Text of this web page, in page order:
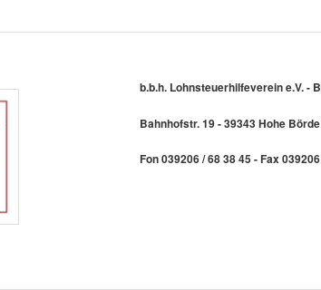
b.b.h. Lohnsteuerhilfeverein e.V. -
Bahnhofstr. 19 - 39343 Hohe
Fon 039206 / 68 38 45 - Fax